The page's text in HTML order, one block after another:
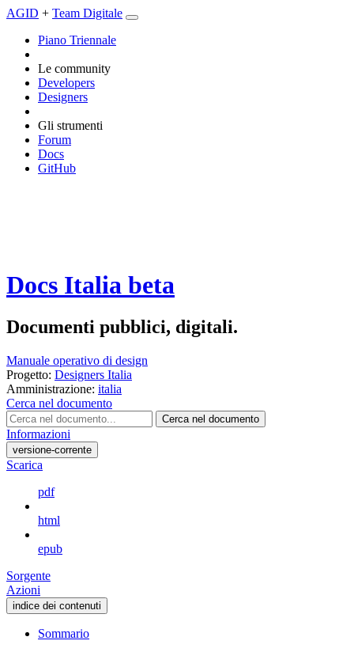
AGID + Team Digitale
Piano Triennale
Le community
Developers
Designers
Gli strumenti
Forum
Docs
GitHub
Docs Italia beta
Documenti pubblici, digitali.
Manuale operativo di design
Progetto: Designers Italia
Amministrazione: italia
Cerca nel documento
Cerca nel documento
Informazioni
versione-corrente
Scarica
pdf
html
epub
Sorgente
Azioni
indice dei contenuti
Sommario